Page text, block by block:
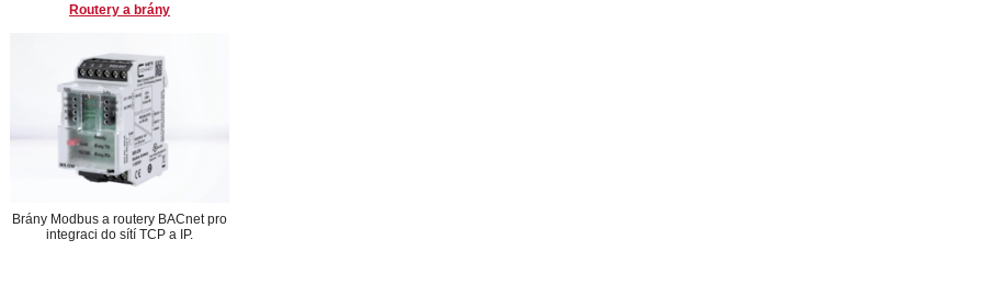
Routery a brány
Brány Modbus a routery BACnet pro
integraci do sítí TCP a IP.